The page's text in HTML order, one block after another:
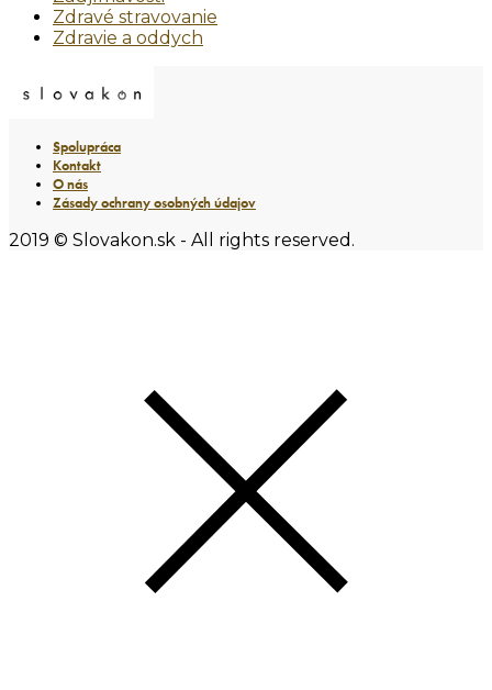
Zdravé stravovanie
Zdravie a oddych
Spolupráca
Kontakt
O nás
Zásady ochrany osobných údajov
2019 © Slovakon.sk - All rights reserved.